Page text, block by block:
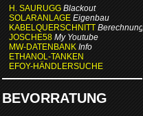
H. SAURUGG Blackout
SOLARANLAGE Eigenbau
KABELQUERSCHNITT Berechnung
JOSCHE58 My Youtube
MW-DATENBANK Info
ETHANOL-TANKEN
EFOY-HÄNDLERSUCHE
BEVORRATUNG